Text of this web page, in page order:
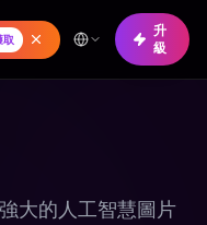
取
升
級
大的人工智慧圖片